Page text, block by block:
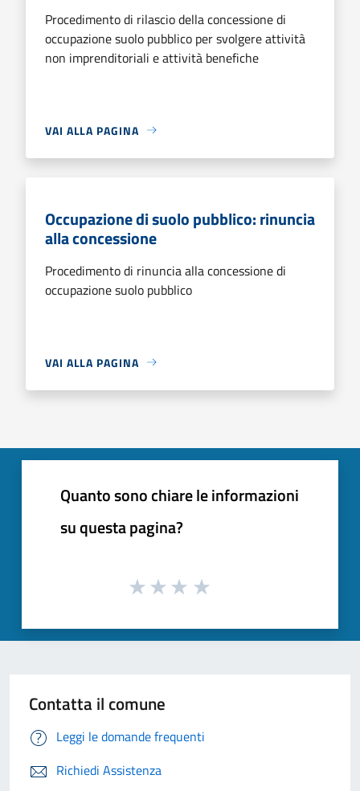
Procedimento di rilascio della concessione di
occupazione suolo pubblico per svolgere attività
non imprenditoriali e attività benefiche
VAI ALLA PAGINA
Occupazione di suolo pubblico: rinuncia
alla concessione
Procedimento di rinuncia alla concessione di
occupazione suolo pubblico
VAI ALLA PAGINA
Quanto sono chiare le informazioni
su questa pagina?
Contatta il comune
Leggi le domande frequenti
Richiedi Assistenza